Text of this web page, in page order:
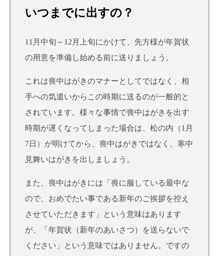
いつまでに出すの？
11月中旬～12月上旬にかけて、先方様が年賀状
の用意を準備し始める前に送りましょう。
これは喪中はがきのマナーとしてではなく、相
手への気遣いからこの時期に送るのが一般的と
されています。様々な事情で喪中はがきを出す
時期が遅くなってしまった場合は、松の内（1月
7日）が明けてから、喪中はがきではなく、寒中
見舞いはがきを出しましょう。
また、喪中はがきには「喪に服している最中な
ので、おめでたい事である新年のご挨拶を控え
させていただきます」という意味はあります
が、「年賀状（新年のあいさつ）を送らないで
ください」という意味ではありません。ですの